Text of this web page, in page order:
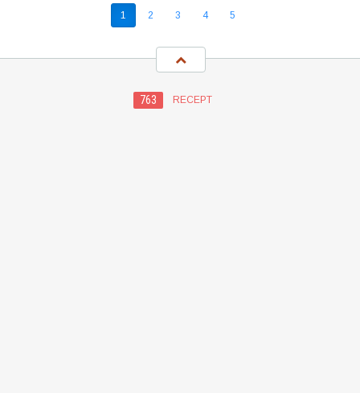
1 2 3 4 5
763 RECEPT